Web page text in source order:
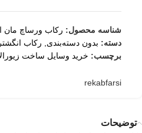
شناسه محصول: رکاب ورساچ مان
دسته: بدون دسته‌بندی
رکاب
برچسب: خرید وسایل ساخت
rekabfarsi
توضیحات